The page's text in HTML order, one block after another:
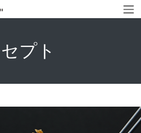
プト